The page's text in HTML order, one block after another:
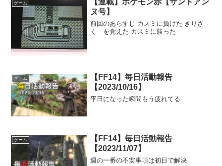
ゲーム
ヌ号】
前回のあらすじ カスミに負けた きりさ
く を覚えた カスミに勝った
ゲーム
【FF14】毎日活動報告
【2023/10/16】
平日になった瞬間もう疲れてる
ゲーム
【FF14】毎日活動報告
【2023/11/07】
週の一番の不安事項は初日で解決